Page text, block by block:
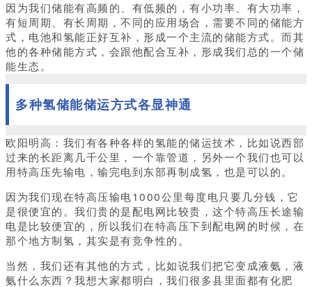
因为我们储能有高频的、有低频的，有小功率、有大功率，
有短周期、有长周期，不同的应用场合，需要不同的储能方
式，电池和氢能正好互补，形成一个主流的储能方式。而其
他的各种储能方式，会跟他配合互补，形成我们总的一个储
能生态。
多种氢储能储运方式各显神通
欧阳明高：我们有各种各样的氢能的储运技术，比如说西部
过来的长距离几千公里，一个靠管道，另外一个我们也可以
用特高压先输电，输完电到东部再制成氢，也是可以的。
因为我们现在特高压输电1000公里每度电只要几分钱，它
是很便宜的。我们贵的是配电网比较贵，这个特高压长途输
电是比较便宜的，所以我们在特高压下到配电网的时候，在
那个地方制氢，其实是有竞争性的。
当然，我们还有其他的方式，比如说我们把它变成液氨，液
氨什么东西？我想大家都明白，我们很多县里面都有化肥